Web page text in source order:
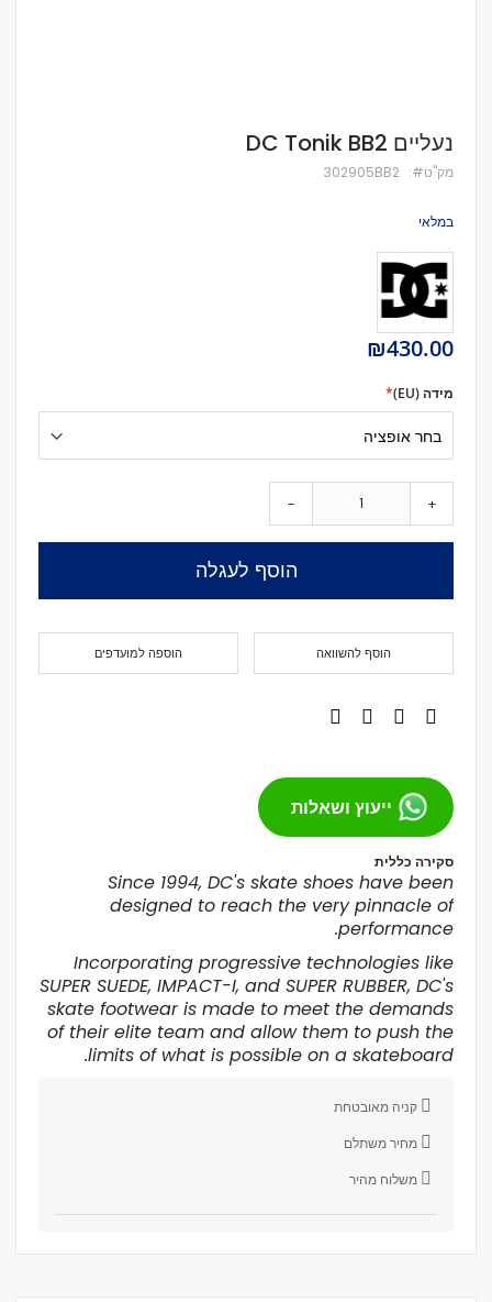
לדלג
להתחלה
של
נעליים DC Tonik BB2
מק''ט 302905BB2
במלאי
₪430.00
מידה (EU)
- +
הוסף לעגלה
הוספה למועדפים הוסף להשוואה
ייעוץ ושאלות
סקירה כללית
Since 1994, DC's skate shoes have been
designed to reach the very pinnacle of
performance.
Incorporating progressive technologies like
SUPER SUEDE, IMPACT-I, and SUPER RUBBER, DC's
skate footwear is made to meet the demands
of their elite team and allow them to push the
limits of what is possible on a skateboard.
קניה מאובטחת
מחיר משתלם
משלוח מהיר